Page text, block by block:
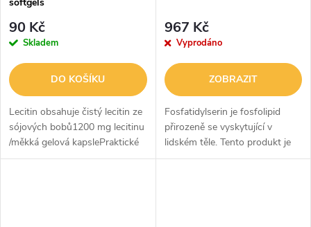
90 Kč
Skladem
DO KOŠÍKU
Lecitin obsahuje čistý lecitin ze
sójových bobů1200 mg lecitinu
/měkká gelová kapslePraktické
měsíční baleníVynikající poměr
967 Kč
Vyprodáno
ZOBRAZIT
Fosfatidylserin je fosfolipid
přirozeně se vyskytující v
lidském těle. Tento produkt je
získáván ze slunečnicového